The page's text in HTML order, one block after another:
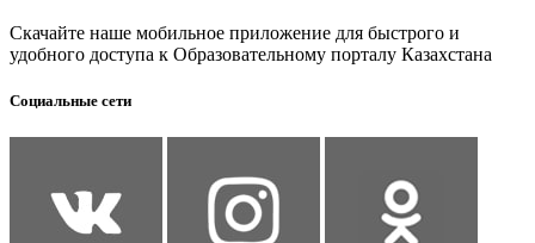
Скачайте наше мобильное приложение для быстрого и
удобного доступа к Образовательному порталу Казахстана
Социальные сети